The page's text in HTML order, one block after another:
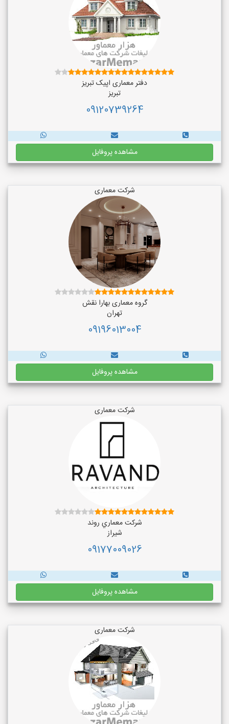
دفتر معماری اپیک تبریز
تبریز
09120739264
مشاهده پروفایل
شرکت معماری
گروه معماری بهارا نقش
تهران
09196013004
مشاهده پروفایل
شرکت معماری
شركت معماري روند
شیراز
09177009026
مشاهده پروفایل
شرکت معماری